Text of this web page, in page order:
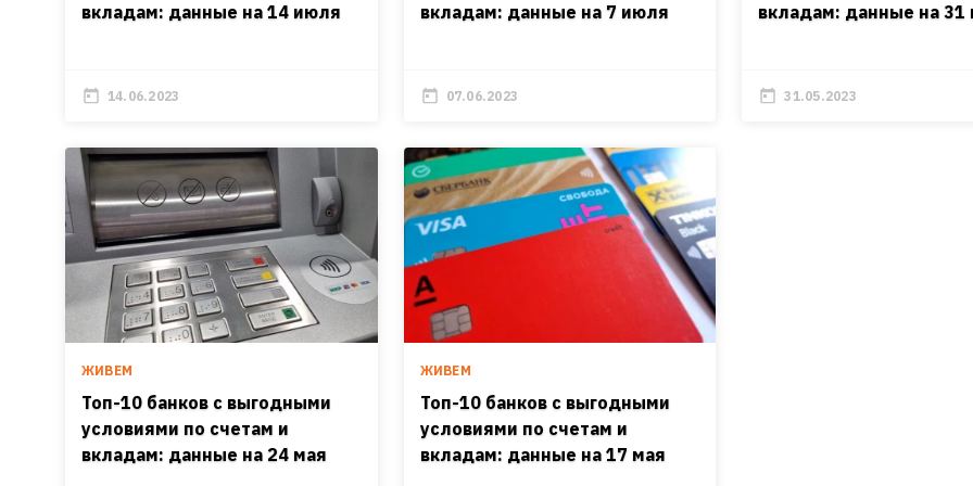
вкладам: данные на 14 июля
14.06.2023
вкладам: данные на 7 июля
07.06.2023
вкладам: данные на 31
31.05.2023
ЖИВЕМ
Топ-10 банков с выгодными
условиями по счетам и
вкладам: данные на 24 мая
ЖИВЕМ
Топ-10 банков с выгодными
условиями по счетам и
вкладам: данные на 17 мая